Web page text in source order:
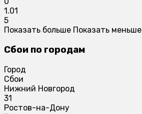
1.01
5
Показать больше Показать меньше
Сбои по городам
Город
Сбои
Нижний Новгород
31
Ростов-на-Дону